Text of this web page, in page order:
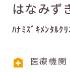
はなみず
ﾊﾅﾐｽﾞｷﾒﾝﾀﾙｸ
医療機関